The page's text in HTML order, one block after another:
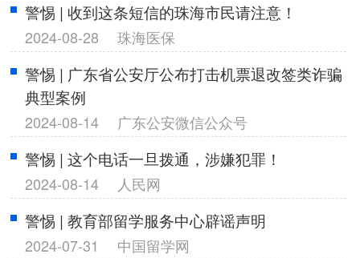
警惕 | 收到这条短信的珠海市民请注意！
2024-08-28 珠海医保
警惕 | 广东省公安厅公布打击机票退改签类诈骗
典型案例
2024-08-14 广东公安微信公众号
警惕 | 这个电话一旦拨通，涉嫌犯罪！
2024-08-14 人民网
警惕 | 教育部留学服务中心辟谣声明
2024-07-31 中国留学网